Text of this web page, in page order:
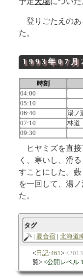
登りごたえの
た。
1993年07
時刻
04:00
05:10
06:40
湯ノ
07:10
林道
09:30
ヒヤミズを直
く、寒いし、滑
すことにした。藪
を一回して、湯
た。
タグ
夏合宿
北海道
日記:461
覧
公開レベル 1